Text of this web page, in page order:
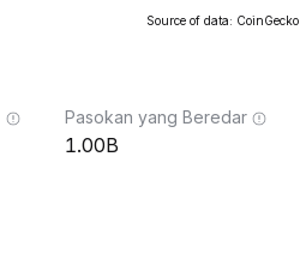
Source of data: CoinGecko
Pasokan yang Beredar
1.00B